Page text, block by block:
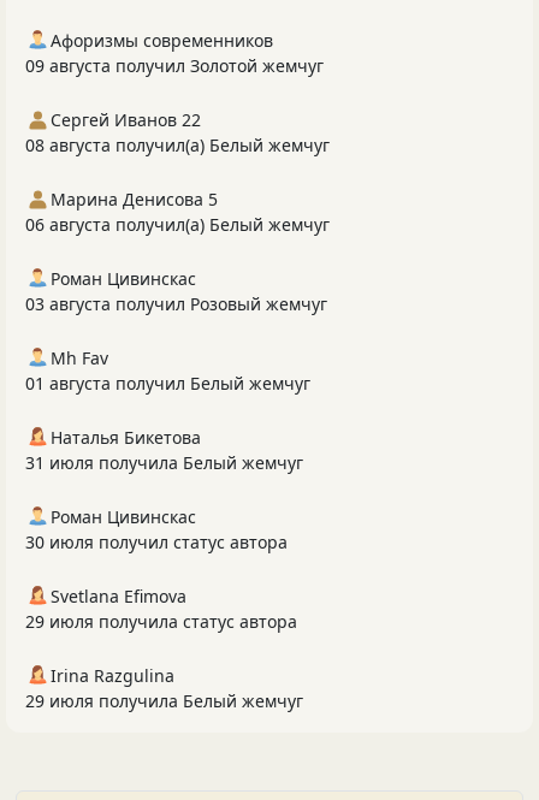
Афоризмы современников
09 августа получил Золотой жемчуг
Сергей Иванов 22
08 августа получил(а) Белый жемчуг
Марина Денисова 5
06 августа получил(а) Белый жемчуг
Роман Цивинскас
03 августа получил Розовый жемчуг
Mh Fav
01 августа получил Белый жемчуг
Наталья Бикетова
31 июля получила Белый жемчуг
Роман Цивинскас
30 июля получил статус автора
Svetlana Efimova
29 июля получила статус автора
Irina Razgulina
29 июля получила Белый жемчуг